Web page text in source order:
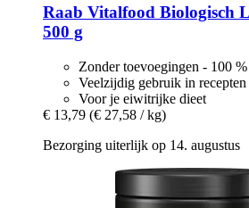
Raab Vitalfood Biologisch
500 g
Zonder toevoegingen - 100
Veelzijdig gebruik in recepten
Voor je eiwitrijke dieet
€ 13,79 (€ 27,58 / kg)
Bezorging uiterlijk op 14. augustus